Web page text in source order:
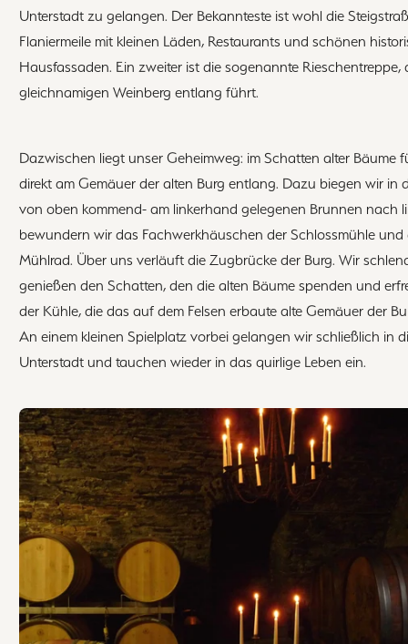
Unterstadt zu gelangen. Der Bekannteste ist wohl die
Flaniermeile mit kleinen Läden, Restaurants und schönen
Hausfassaden. Ein zweiter ist die sogenannte Rieschentreppe,
gleichnamigen Weinberg entlang führt.
Dazwischen liegt unser Geheimweg: im Schatten alter Bäume
direkt am Gemäuer der alten Burg entlang. Dazu biegen wir in
von oben kommend- am linkerhand gelegenen Brunnen nach
bewundern wir das Fachwerkhäuschen der Schlossmühle und
Mühlrad. Über uns verläuft die Zugbrücke der Burg. Wir
genießen den Schatten, den die alten Bäume spenden und
der Kühle, die das auf dem Felsen erbaute alte Gemäuer der
An einem kleinen Spielplatz vorbei gelangen wir schließlich in
Unterstadt und tauchen wieder in das quirlige Leben ein.